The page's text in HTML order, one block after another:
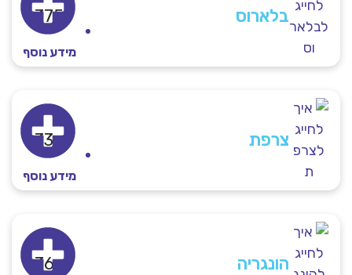
בלארוס 375+
מידע נוסף
צרפת 33+
מידע נוסף
הונגריה 36+